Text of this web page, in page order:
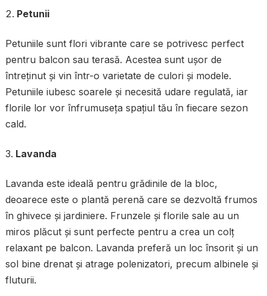
Petunii
Petuniile sunt flori vibrante care se potrivesc perfect
pentru balcon sau terasă. Acestea sunt ușor de
întreținut și vin într-o varietate de culori și modele.
Petuniile iubesc soarele și necesită udare regulată, iar
florile lor vor înfrumuseța spațiul tău în fiecare sezon
cald.
Lavanda
Lavanda este ideală pentru grădinile de la bloc,
deoarece este o plantă perenă care se dezvoltă frumos
în ghivece și jardiniere. Frunzele și florile sale au un
miros plăcut și sunt perfecte pentru a crea un colț
relaxant pe balcon. Lavanda preferă un loc însorit și un
sol bine drenat și atrage polenizatori, precum albinele și
fluturii.